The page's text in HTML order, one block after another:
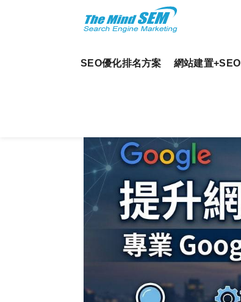
SEO優化排名方案 網站建置+SEO